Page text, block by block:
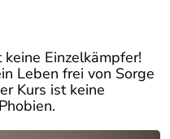
Einzelkämpfer!
Leben frei von Sorge
Kurs ist keine